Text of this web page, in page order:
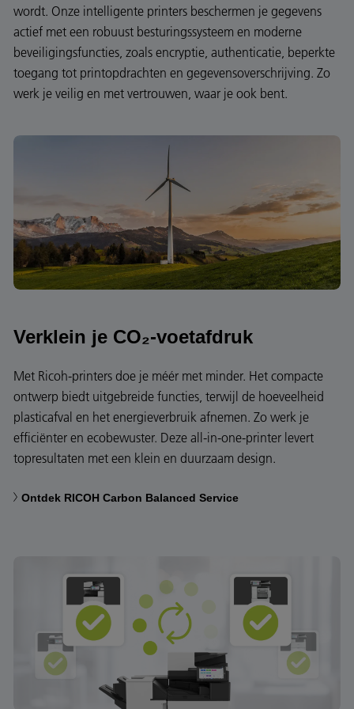
wordt. Onze intelligente printers beschermen je gegevens
actief met een robuust besturingssysteem en moderne
beveiligingsfuncties, zoals encryptie, authenticatie, beperkte
toegang tot printopdrachten en gegevensoverschrijving. Zo
werk je veilig en met vertrouwen, waar je ook bent.
Verklein je CO₂-voetafdruk
Met Ricoh-printers doe je méér met minder. Het compacte
ontwerp biedt uitgebreide functies, terwijl de hoeveelheid
plasticafval en het energieverbruik afnemen. Zo werk je
efficiënter en ecobewuster. Deze all-in-one-printer levert
topresultaten met een klein en duurzaam design.
Ontdek RICOH Carbon Balanced Service